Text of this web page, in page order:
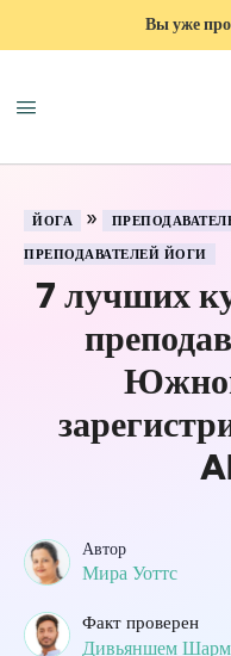
Вы уже
ЙОГА »
ПРЕПОДАВАТЕЛЕЙ ЙОГИ
7 лучших
Автор
Мира Уоттс
Факт проверен
Дивьяншем